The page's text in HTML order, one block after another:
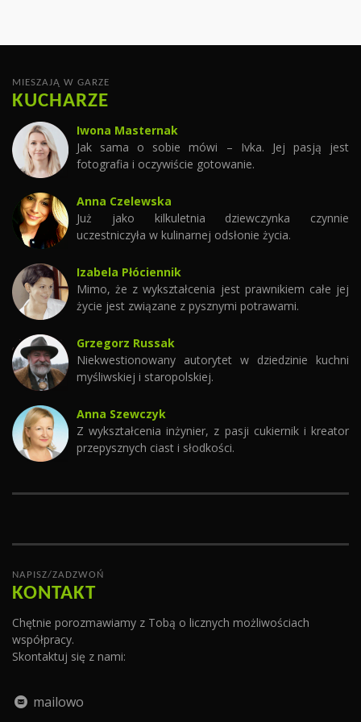
MIESZAJĄ W GARZE
KUCHARZE
Iwona Masternak
Jak sama o sobie mówi – Ivka. Jej pasją jest
fotografia i oczywiście gotowanie.
Anna Czelewska
Już jako kilkuletnia dziewczynka czynnie
uczestniczyła w kulinarnej odsłonie życia.
Izabela Płóciennik
Mimo, że z wykształcenia jest prawnikiem całe jej
życie jest związane z pysznymi potrawami.
Grzegorz Russak
Niekwestionowany autorytet w dziedzinie kuchni
myśliwskiej i staropolskiej.
Anna Szewczyk
Z wykształcenia inżynier, z pasji cukiernik i kreator
przepysznych ciast i słodkości.
NAPISZ/ZADZWOŃ
KONTAKT
Chętnie porozmawiamy z Tobą o licznych możliwościach
współpracy.
Skontaktuj się z nami:
mailowo